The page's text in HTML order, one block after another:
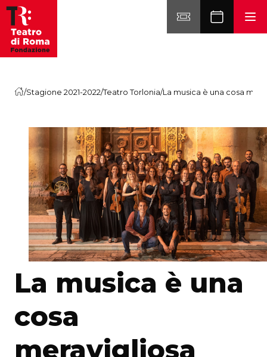
Vai al contenuto
/Stagione 2021-2022/Teatro Torlonia/La musica è una cosa
La musica è una
cosa
meravigliosa